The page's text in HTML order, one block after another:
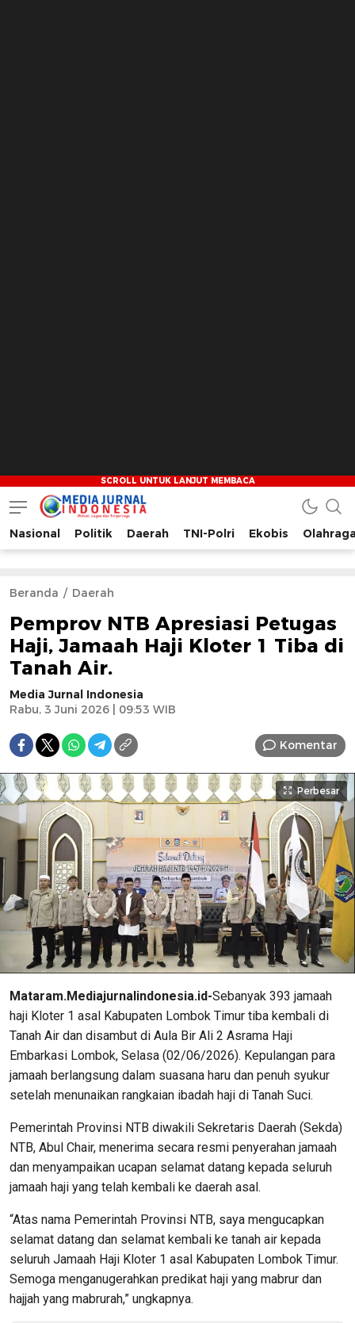
Media Jurnal Indonesia
Bersama Membangun Indonesia
Nasional Politik Daerah TNI-Polri Ekobis
Beranda Daerah
Pemprov NTB Apresiasi Petugas
Haji, Jamaah Haji Kloter 1 Tiba di
Tanah Air.
Media Jurnal Indonesia
Rabu, 3 Juni 2026 | 09:53 WIB
Komentar
Perbesar
Mataram.Mediajurnalindonesia.id-Sebanyak 393 jamaah
haji Kloter 1 asal Kabupaten Lombok Timur tiba kembali di
Tanah Air dan disambut di Aula Bir Ali 2 Asrama Haji
Embarkasi Lombok, Selasa (02/06/2026). Kepulangan para
jamaah berlangsung dalam suasana haru dan penuh syukur
setelah menunaikan rangkaian ibadah haji di Tanah Suci.
Pemerintah Provinsi NTB diwakili Sekretaris Daerah (Sekda)
NTB, Abul Chair, menerima secara resmi penyerahan jamaah
dan menyampaikan ucapan selamat datang kepada seluruh
jamaah haji yang telah kembali ke daerah asal.
“Atas nama Pemerintah Provinsi NTB, saya mengucapkan
selamat datang dan selamat kembali ke tanah air kepada
seluruh Jamaah Haji Kloter 1 asal Kabupaten Lombok Timur.
Semoga menganugerahkan predikat haji yang mabrur dan
hajjah yang mabrurah,” ungkapnya.